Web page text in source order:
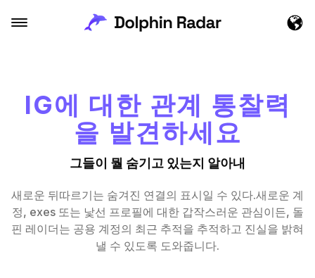
IG에 대한 관계 통찰력
을 발견하세요
그들이 뭘 숨기고 있는지 알아내
새로운 뒤따르기는 숨겨진 연결의 표시일 수 있다.새로운 계
정, exes 또는 낯선 프로필에 대한 갑작스러운 관심이든, 돌
핀 레이더는 공용 계정의 최근 추적을 추적하고 진실을 밝혀
낼 수 있도록 도와줍니다.